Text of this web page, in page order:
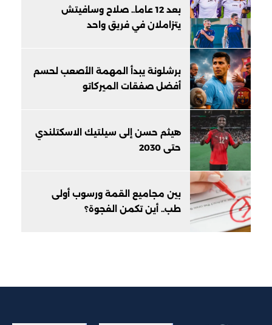
بعد 12 عاما.. صلاح وسافيتش
يتزاملان في فريق واحد
برشلونة يبدأ المهمة الأصعب لحسم
أفضل صفقات الميركاتو
هيثم حسن إلى سيلتيك الاسكتلندي
حتى 2030
بين مجاميع القمة ورسوب أولى
طب.. أين تكمن الفجوة؟